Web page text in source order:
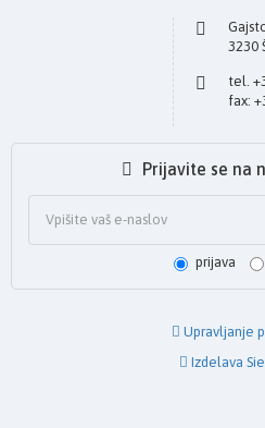
3230
tel.
fax:
Prijavite se na
prijava
Upravljanje
Izdelava